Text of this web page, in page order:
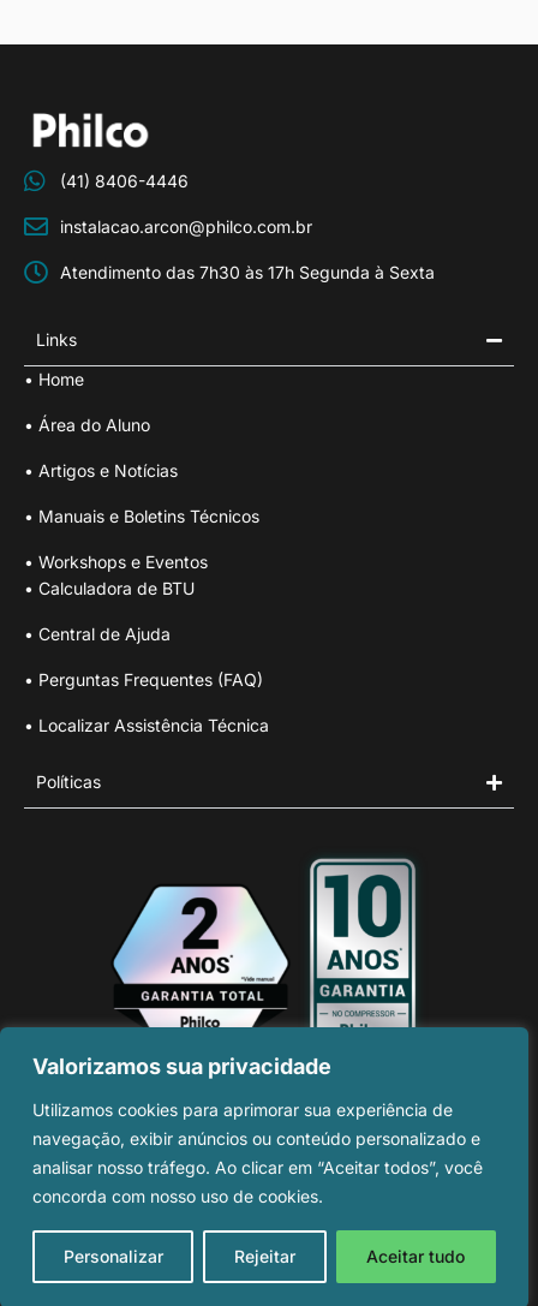
Valorizamos sua privacidade
Utilizamos cookies para aprimorar sua experiência de
navegação, exibir anúncios ou conteúdo personalizado e
analisar nosso tráfego. Ao clicar em “Aceitar todos”, você
concorda com nosso uso de cookies.
Personalizar Rejeitar Aceitar tudo
(41) 8406-4446
instalacao.arcon@philco.com.br
Atendimento das 7h30 às 17h Segunda à Sexta
Links
• Home
• Área do Aluno
• Artigos e Notícias
• Manuais e Boletins Técnicos
• Workshops e Eventos
• Calculadora de BTU
• Central de Ajuda
• Perguntas Frequentes (FAQ)
• Localizar Assistência Técnica
Políticas
© Copyright 2025 PHILCO
ELETRÔNICOS S.A. – Todos Direitos
Rua Palmeira Do Miriti, Nº 287 –
Gilberto Mestrinho – CEP: 69.075-
215 Manaus – AM – CNPJ:
11.283.356/0002-87